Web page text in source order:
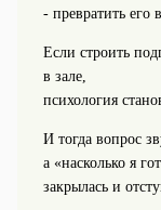
- превратить его
Если строить
в зале,
психология
И тогда вопрос
а «насколько я
закрылась и